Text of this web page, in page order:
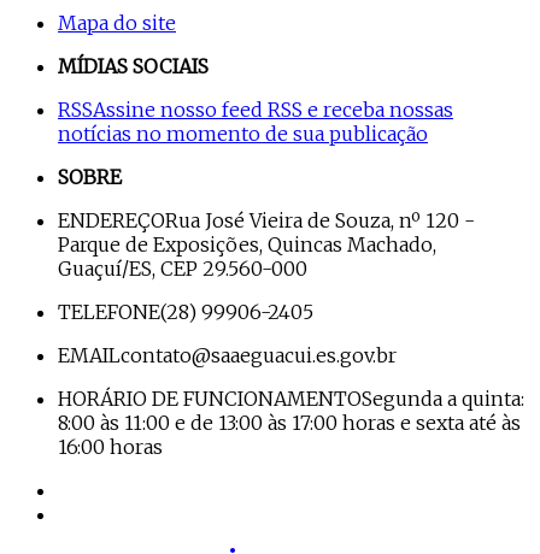
Mapa do site
MÍDIAS SOCIAIS
RSSAssine nosso feed RSS e receba nossas
notícias no momento de sua publicação
SOBRE
ENDEREÇORua José Vieira de Souza, nº 120 -
Parque de Exposições, Quincas Machado,
Guaçuí/ES, CEP 29.560-000
TELEFONE(28) 99906-2405
EMAILcontato@saaeguacui.es.gov.br
HORÁRIO DE FUNCIONAMENTOSegunda a quinta:
8:00 às 11:00 e de 13:00 às 17:00 horas e sexta até às
16:00 horas